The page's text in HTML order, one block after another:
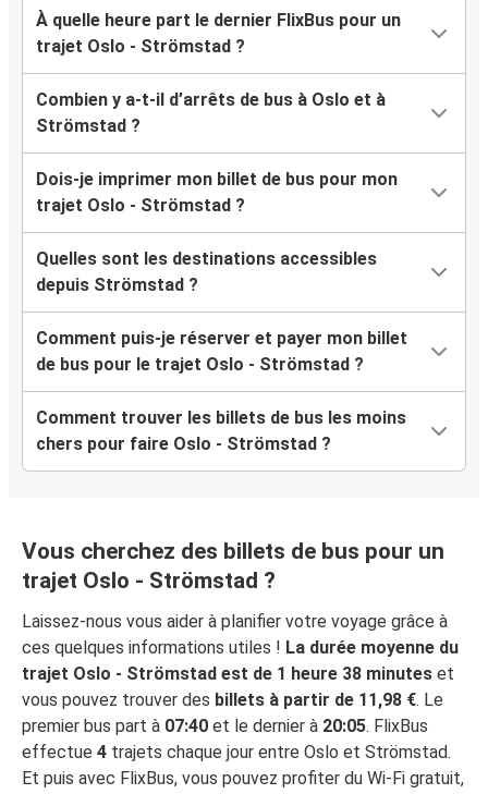
À quelle heure part le dernier FlixBus pour un
trajet Oslo - Strömstad ?
Combien y a-t-il d’arrêts de bus à Oslo et à
Strömstad ?
Dois-je imprimer mon billet de bus pour mon
trajet Oslo - Strömstad ?
Quelles sont les destinations accessibles
depuis Strömstad ?
Comment puis-je réserver et payer mon billet
de bus pour le trajet Oslo - Strömstad ?
Comment trouver les billets de bus les moins
chers pour faire Oslo - Strömstad ?
Vous cherchez des billets de bus pour un
trajet Oslo - Strömstad ?
Laissez-nous vous aider à planifier votre voyage grâce à
ces quelques informations utiles ! La durée moyenne du
trajet Oslo - Strömstad est de 1 heure 38 minutes et
vous pouvez trouver des billets à partir de 11,98 €. Le
premier bus part à 07:40 et le dernier à 20:05. FlixBus
effectue 4 trajets chaque jour entre Oslo et Strömstad.
Et puis avec FlixBus, vous pouvez profiter du Wi-Fi gratuit,